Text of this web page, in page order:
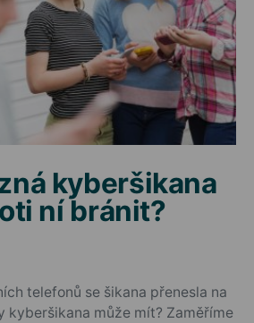
kyberšikana
ní bránit?
telefonů se šikana přenesla na
kyberšikana může mít? Zaměříme